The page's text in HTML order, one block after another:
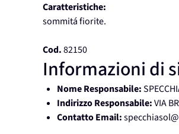
Caratteristiche:
sommitá fiorite.
Cod.82150
Informazioni di
Nome Responsabile:
Indirizzo Responsabile:VIA
Contatto Email: